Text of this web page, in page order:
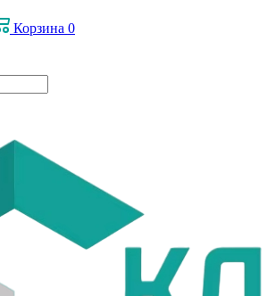
Корзина 0